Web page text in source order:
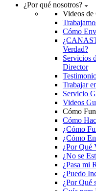
¿Por qué nosotros?
Videos de
Cómo
Verdad?
Servicios
Director
Trabajar
Servicio
Videos
Cómo
Cómo
¿Cómo
¿Cómo
¿Por Qué
¿No se
¿Pasa mi
¿Puedo
¿Por Qué